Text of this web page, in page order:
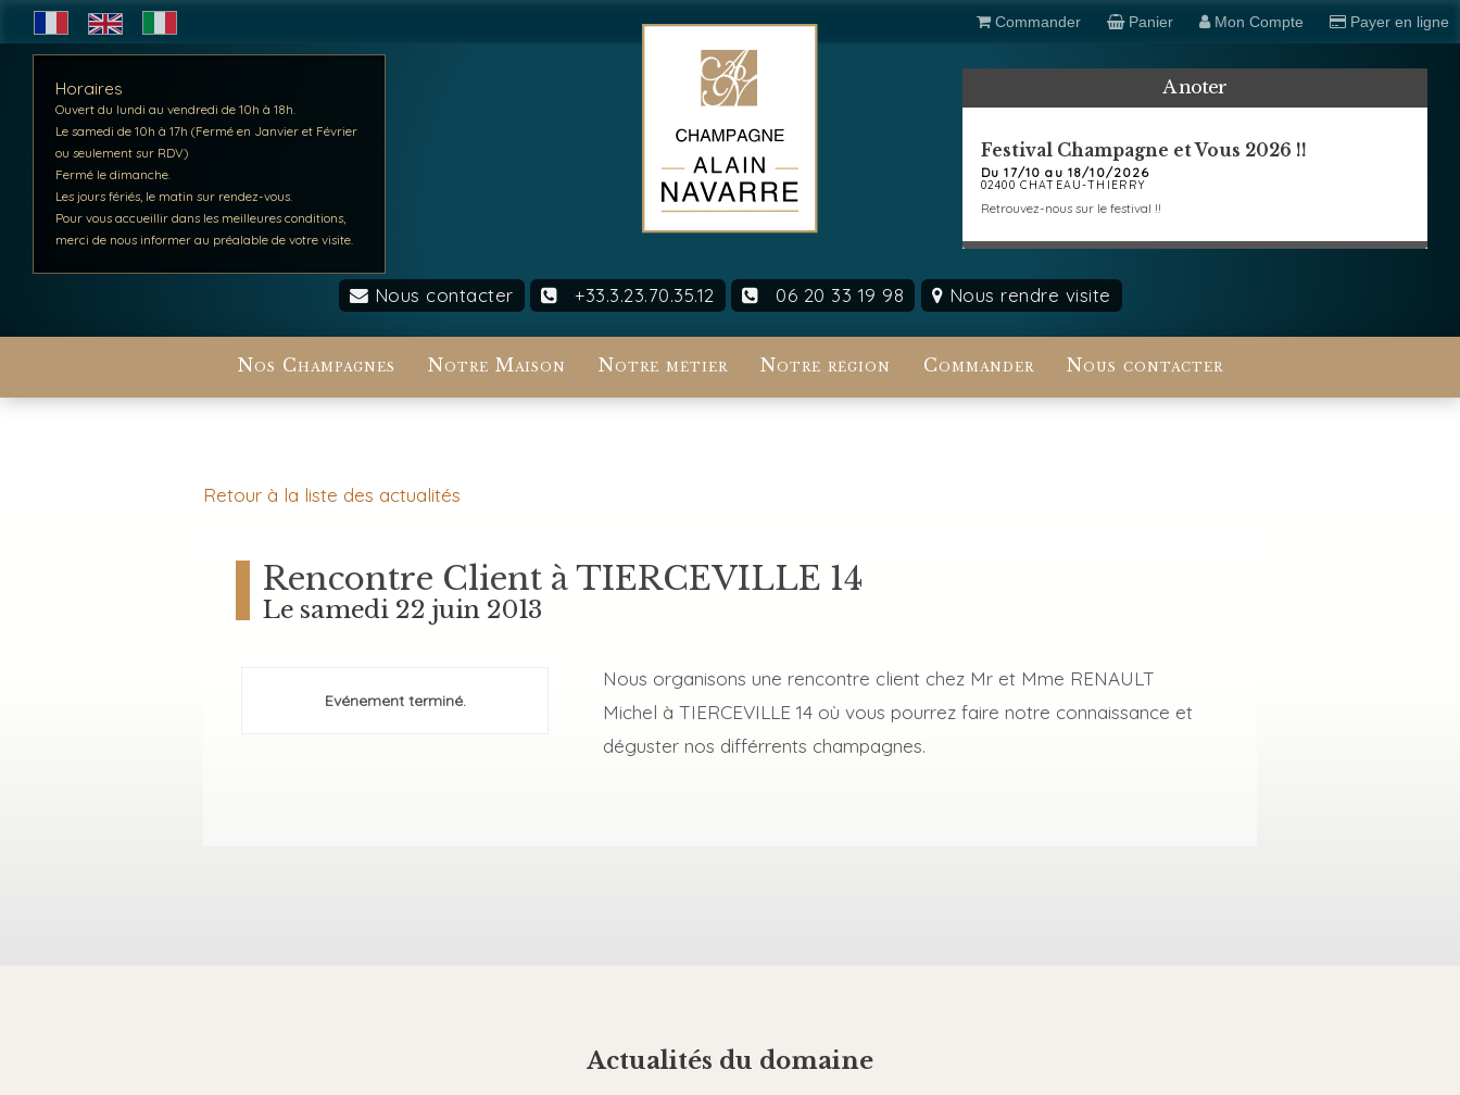
Horaires
Ouvert du lundi au vendredi de 10h à 18h.
Le samedi de 10h à 17h (Fermé en Janvier et Février
ou seulement sur RDV)
Fermé le dimanche.
Les jours fériés, le matin sur rendez-vous.
Pour vous accueillir dans les meilleures conditions,
merci de nous informer au préalable de votre visite.
A noter
Festival Champagne et Vous 2026 !!
Du 17/10 au 18/10/2026
02400 CHATEAU-THIERRY
Retrouvez-nous sur le festival !!
Nous contacter +33.3.23.70.35.12 06 20 33 19 98 Nous rendre visite
Nos Champagnes Notre Maison Notre métier Notre région Commander Nous contacter
Retour à la liste des actualités
Rencontre Client à TIERCEVILLE 14
Le samedi 22 juin 2013
Evénement terminé.
Nous organisons une rencontre client chez Mr et Mme RENAULT
Michel à TIERCEVILLE 14 où vous pourrez faire notre connaissance et
déguster nos différrents champagnes.
Actualités du domaine
Commander Panier Mon Compte Payer en ligne